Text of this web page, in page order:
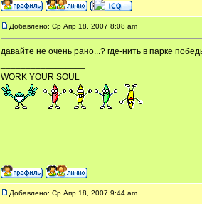
Добавлено: Ср Апр 18, 2007 8:08 am
давайте не очень рано...? где-нить в парке
WORK YOUR SOUL
Добавлено: Ср Апр 18, 2007 9:44 am